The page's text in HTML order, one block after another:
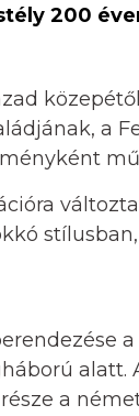
200
a
alatt.
a